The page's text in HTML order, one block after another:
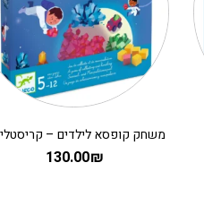
משחק קופסא לילדים – קריסטלים בחלל
130.00